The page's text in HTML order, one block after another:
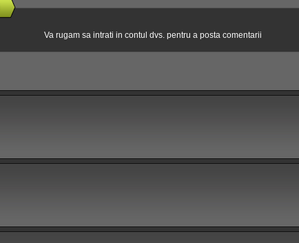
Va rugam sa intrati in contul dvs. pentru a posta comentarii